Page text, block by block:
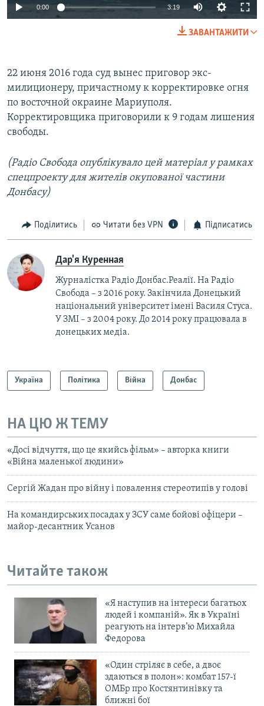
0:00 3:19
ЗАВАНТАЖИТИ
22 июня 2016 года суд вынес приговор экс-
милиционеру, причастному к корректировке огня
по восточной окраине Мариуполя.
Корректировщика приговорили к 9 годам лишения
свободы.
(Радіо Свобода опублікувало цей матеріал у рамках
спецпроекту для жителів окупованої частини
Донбасу)
Поділитись Читати без VPN Підписатись
Дар'я Куренная
Журналістка Радіо Донбас.Реалії. На Радіо
Свобода – з 2016 року. Закінчила Донецький
національний університет імені Василя Стуса.
У ЗМІ – з 2004 року. До 2014 року працювала в
донецьких медіа.
Україна Політика Війна Донбас
НА ЦЮ Ж ТЕМУ
«Досі відчуття, що це якийсь фільм» – авторка книги
«Війна маленької людини»
Сергій Жадан про війну і повалення стереотипів у голові
На командирських посадах у ЗСУ саме бойові офіцери –
майор-десантник Усанов
Читайте також
«Я наступив на інтереси багатьох
людей і компаній». Як в Україні
реагують на інтерв’ю Михайла
Федорова
«Один стріляє в себе, а двоє
здаються в полон»: комбат 157-ї
ОМБр про Костянтинівку та
ближні бої